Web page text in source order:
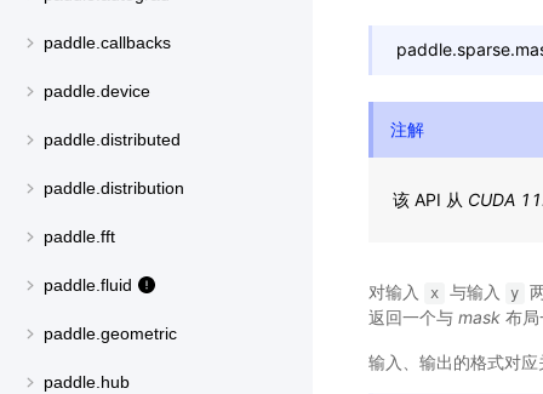
paddle.callbacks
paddle.device
paddle.distributed
paddle.distribution
paddle.fft
paddle.fluid
paddle.geometric
paddle.hub
paddle.sparse.
注解
该 API 从 CUDA
对输入 x 与输入 y
返回一个与 mask 布
输入、输出的格式对